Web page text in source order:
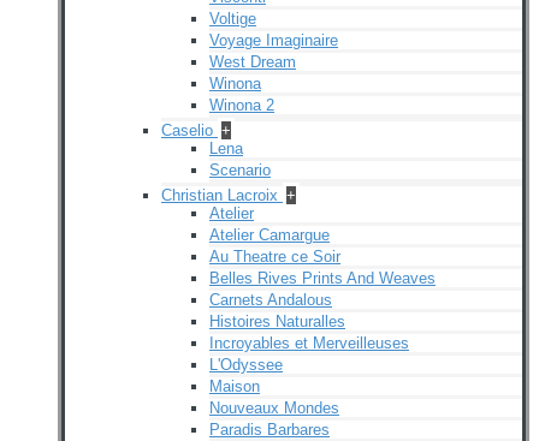
Voltige
Voyage Imaginaire
West Dream
Winona
Winona 2
Caselio +
Lena
Scenario
Christian Lacroix +
Atelier
Atelier Camargue
Au Theatre ce Soir
Belles Rives Prints And Weaves
Carnets Andalous
Histoires Naturalles
Incroyables et Merveilleuses
L'Odyssee
Maison
Nouveaux Mondes
Paradis Barbares